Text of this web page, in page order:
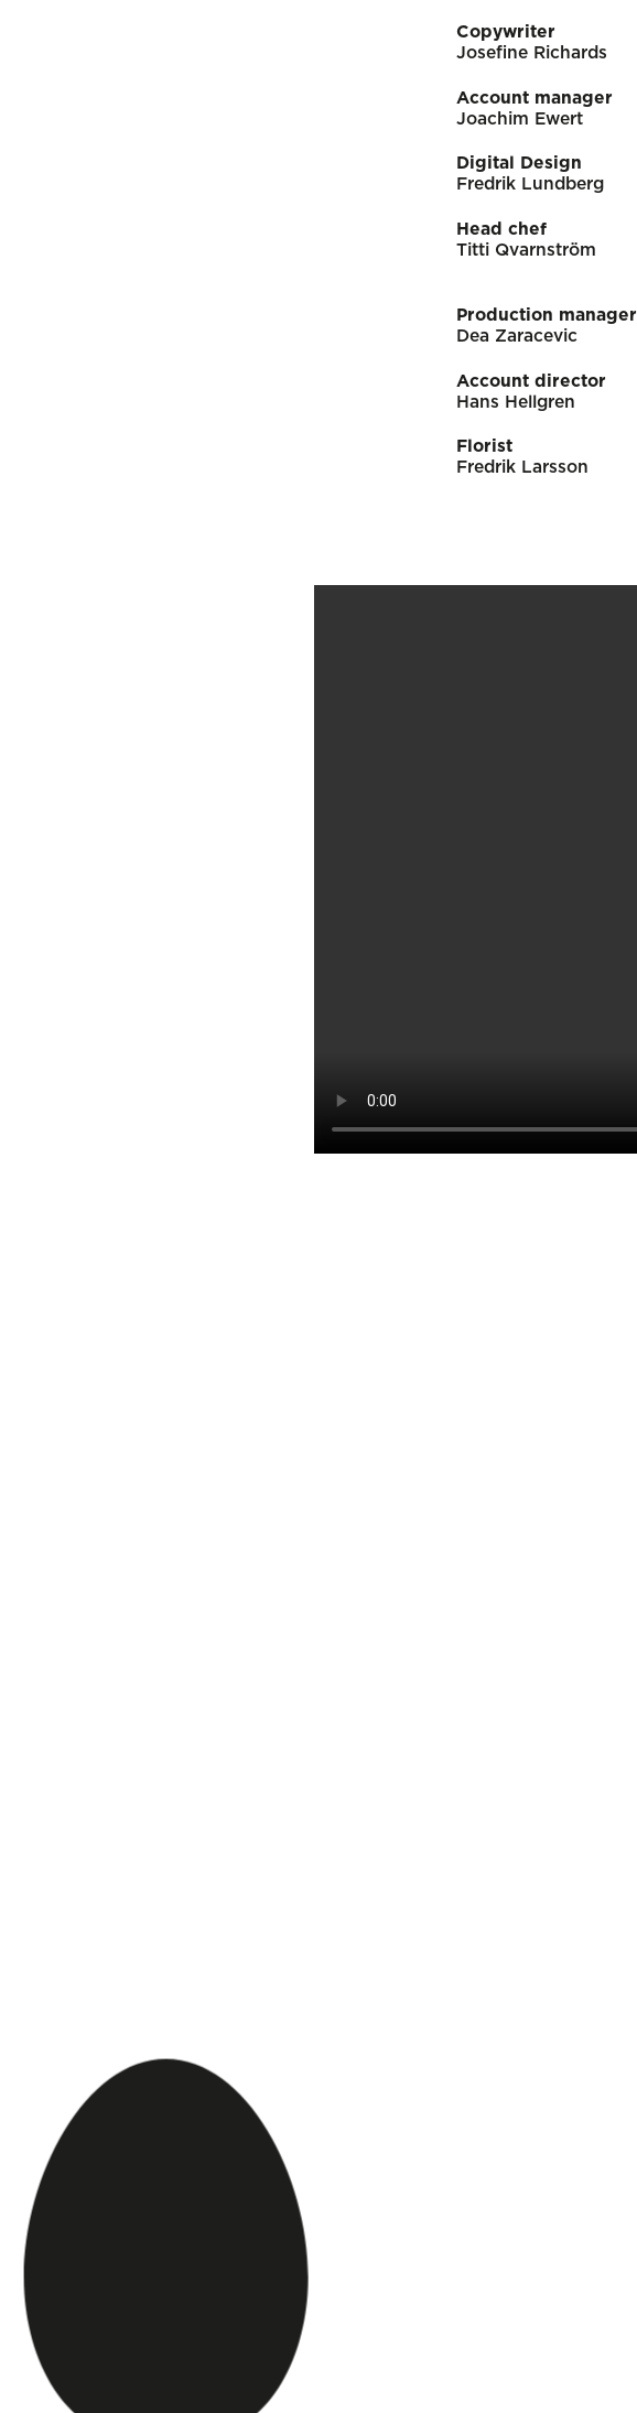
Copywriter
Josefine Richards
Account manager
Joachim Ewert
Digital Design
Fredrik Lundberg
Head chef
Titti Qvarnström
Production manager
Dea Zaracevic
Account director
Hans Hellgren
Florist
Fredrik Larsson